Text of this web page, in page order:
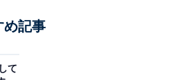
め記事
て